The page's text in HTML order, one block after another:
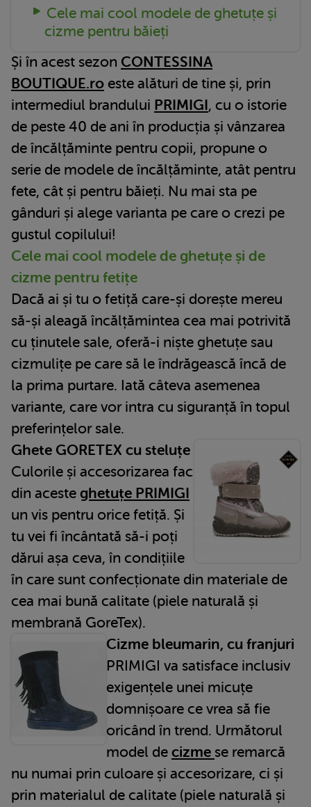
Cele mai cool modele de ghetuțe și
cizme pentru băieți
Și în acest sezon CONTESSINA
BOUTIQUE.ro este alături de tine și, prin
intermediul brandului PRIMIGI, cu o istorie
de peste 40 de ani în producția și vânzarea
de încălțăminte pentru copii, propune o
serie de modele de încălțăminte, atât pentru
fete, cât și pentru băieți. Nu mai sta pe
gânduri și alege varianta pe care o crezi pe
gustul copilului!
Cele mai cool modele de ghetuțe și de
cizme pentru fetițe
Dacă ai și tu o fetiță care-și dorește mereu
să-și aleagă încălțămintea cea mai potrivită
cu ținutele sale, oferă-i niște ghetuțe sau
cizmulițe pe care să le îndrăgească încă de
la prima purtare. Iată câteva asemenea
variante, care vor intra cu siguranță în topul
preferințelor sale.
Ghete GORETEX cu steluțe
Culorile și accesorizarea fac
din aceste ghetuțe PRIMIGI
un vis pentru orice fetiță. Și
tu vei fi încântată să-i poți
dărui așa ceva, în condițiile
în care sunt confecționate din materiale de
cea mai bună calitate (piele naturală și
membrană GoreTex).
Cizme bleumarin, cu franjuri
PRIMIGI va satisface inclusiv
exigențele unei micuțe
domnișoare ce vrea să fie
oricând în trend. Următorul
model de cizme se remarcă
nu numai prin culoare și accesorizare, ci și
prin materialul de calitate (piele naturală și